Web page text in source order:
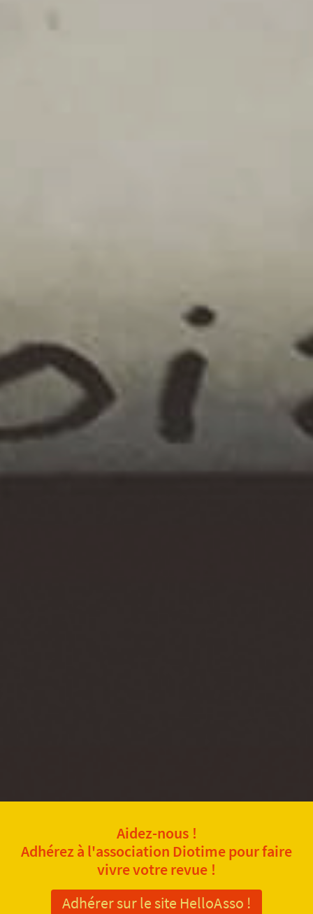
Aidez-nous !
Adhérez à l'association Diotime pour faire
vivre votre revue !
Adhérer sur le site HelloAsso !